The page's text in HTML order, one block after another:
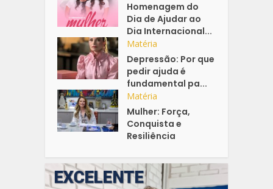
Homenagem do
Dia de Ajudar ao
Dia Internacional...
Matéria
Depressão: Por que
pedir ajuda é
fundamental pa...
Matéria
Mulher: Força,
Conquista e
Resiliência